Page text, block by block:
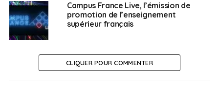
Weena Truscelli
Campus France Live, l’émission de
promotion de l’enseignement
supérieur français
CLIQUER POUR COMMENTER